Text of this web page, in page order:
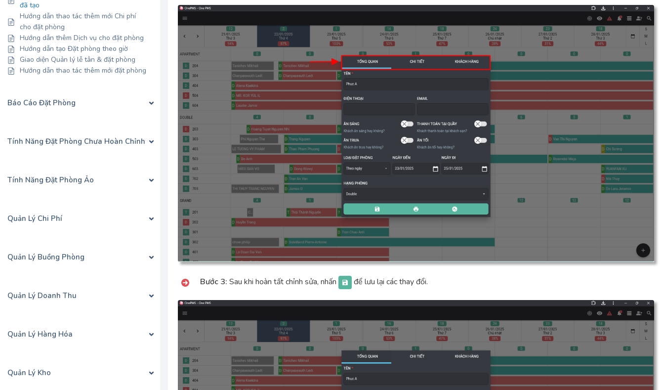
đã tạo
Hướng dẫn thao tác thêm mới Chi phí
cho đặt phòng
Hướng dẫn thêm Dịch vụ cho đặt phòng
Hướng dẫn tạo Đặt phòng theo giờ
Giao diện Quản lý lễ tân & đặt phòng
Hướng dẫn thao tác thêm mới đặt phòng
Báo Cáo Đặt Phòng
Tính Năng Đặt Phòng Chưa Hoàn Chỉnh
Tính Năng Đặt Phòng Ảo
Quản Lý Chi Phí
Quản Lý Buồng Phòng
Quản Lý Doanh Thu
Quản Lý Hàng Hóa
Quản Lý Kho
Bước 3: Sau khi hoàn tất chỉnh sửa, nhấn để lưu lại các thay đổi.